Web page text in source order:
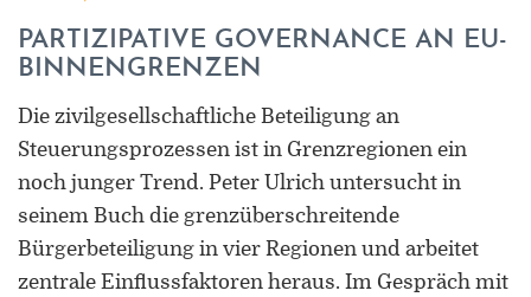
PARTIZIPATIVE GOVERNANCE AN EU-
BINNENGRENZEN
Die zivilgesellschaftliche Beteiligung an
Steuerungsprozessen ist in Grenzregionen ein
noch junger Trend. Peter Ulrich untersucht in
seinem Buch die grenzüberschreitende
Bürgerbeteiligung in vier Regionen und arbeitet
zentrale Einflussfaktoren heraus. Im Gespräch mit